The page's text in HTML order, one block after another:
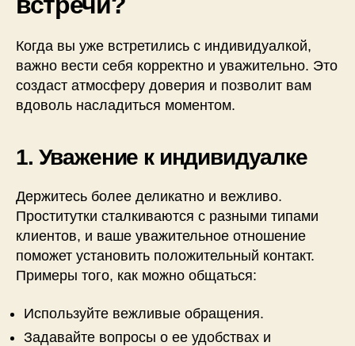
Когда вы уже встретились с индивидуалкой,
важно вести себя корректно и уважительно. Это
создаст атмосферу доверия и позволит вам
вдоволь насладиться моментом.
1. Уважение к индивидуалке
Держитесь более деликатно и вежливо.
Проститутки сталкиваются с разными типами
клиентов, и ваше уважительное отношение
поможет установить положительный контакт.
Примеры того, как можно общаться:
Используйте вежливые обращения.
Задавайте вопросы о ее удобствах и